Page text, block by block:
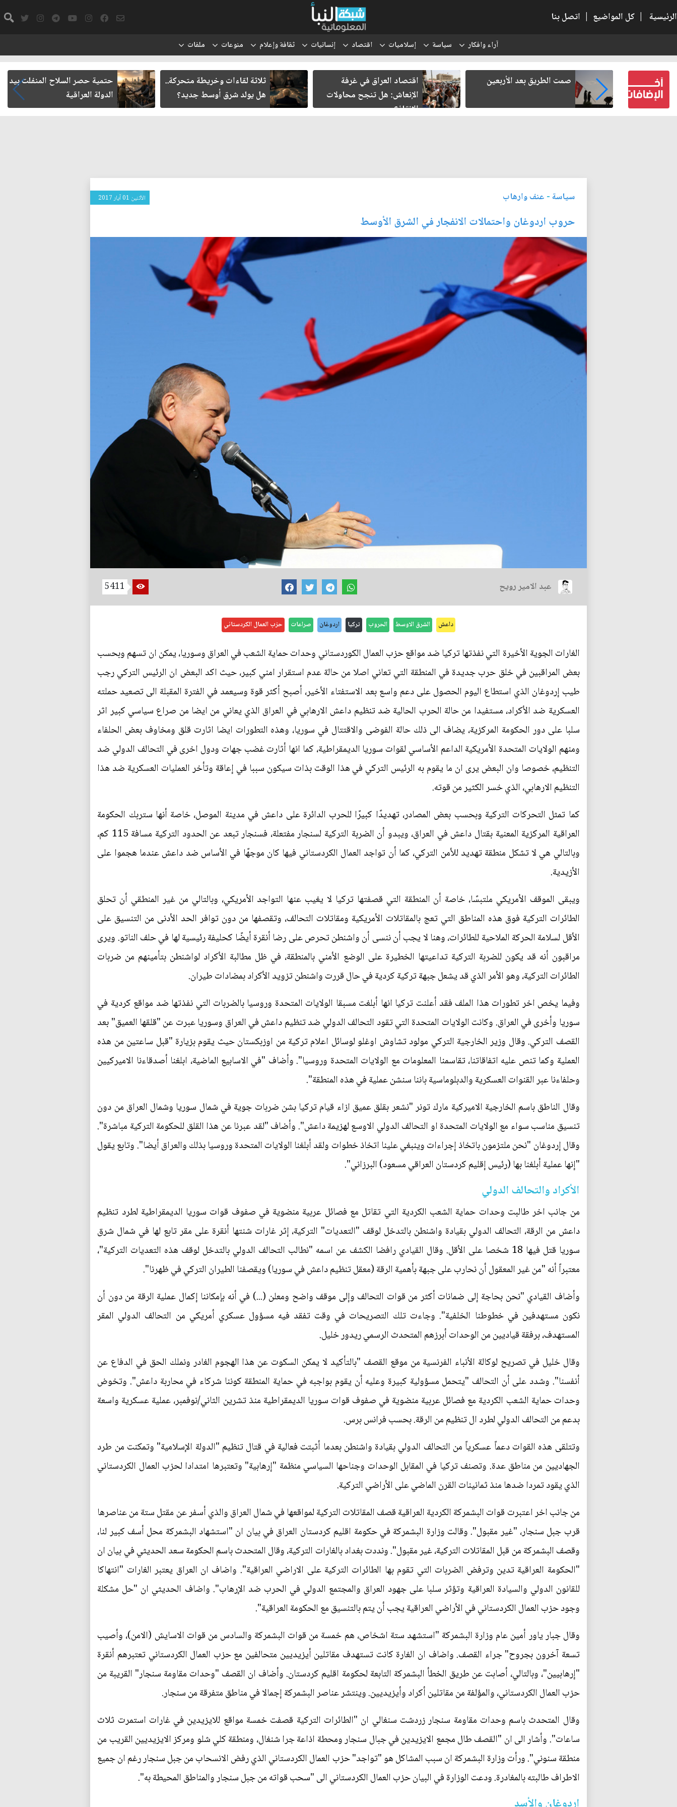
الرئيسية | كل المواضيع | اتصل بنا
آراء وافكار سياسة إسلاميات اقتصاد إنسانيات ثقافة وإعلام منوعات ملفات
كيف
وتتراجع
صمت الطريق بعد الأربعين
اقتصاد العراق في غرفة
الإنعاش: هل تنجح محاولات
الإنقاذ؟
ثلاثة لقاءات وخريطة متحركة..
هل يولد شرق أوسط جديد؟
حتمية حصر السلاح المنفلت بيد
الدولة العراقية
سياسة- عنف وارهاب الأثنين 01 آيار 2017
حروب اردوغان واحتمالات الانفجار في الشرق الأوسط
عبد الامير رويح 5411
داعش الشرق الاوسط الحروب تركيا اردوغان صراعات حزب العمال الكردستاني
الغارات الجوية الأخيرة التي نفذتها تركيا ضد مواقع حزب العمال الكوردستاني وحدات حماية الشعب في اﻟﻌﺮاق وﺳﻮرﻳﺎ، يمكن ان تسهم وبحسب
بعض المراقبين في خلق حرب جديدة في المنطقة التي تعاني اصلا من حالة عدم استقرار امني كبير، حيث اكد البعض ان الرئيس التركي رجب
طيب إردوغان الذي استطاع اليوم الحصول على دعم واسع بعد الاستفتاء الأخير، أصبح أكثر قوة وسيعمد في الفترة المقبلة الى تصعيد حملته
العسكرية ضد الأكراد، مستفيدا من حالة الحرب الحالية ضد تنظيم داعش الارهابي في العراق الذي يعاني من ايضا من صراع سياسي كبير اثر
سلبا على دور الحكومة المركزية، يضاف الى ذلك حالة الفوضى والاقتتال في سوريا، وهذه التطورات ايضا اثارت قلق ومخاوف بعض الحلفاء
ومنهم الولايات المتحدة الأمريكية الداعم الأساسي لقوات سوريا الديمقراطية، كما انها أثارت غضب جهات ودول اخرى في التحالف الدولي ضد
التنظيم، خصوصا وان البعض يرى ان ما يقوم به الرئيس التركي في هذا الوقت بذات سيكون سببا في إعاقة وتأخر العمليات العسكرية ضد هذا
التنظيم الارهابي، الذي خسر الكثير من قوته.
كما تمثل التحركات التركية وبحسب بعض المصادر، تهديدًا كبيرًا للحرب الدائرة على داعش في مدينة الموصل، خاصة أنها ستربك الحكومة
العراقية المركزية المعنية بقتال داعش في العراق، ويبدو أن الضربة التركية لسنجار مفتعلة، فسنجار تبعد عن الحدود التركية مسافة 115 كم،
وبالتالي هي لا تشكل منطقة تهديد للأمن التركي، كما أن تواجد العمال الكردستاني فيها كان موجهًا في الأساس ضد داعش عندما هجموا على
الأزيدية.
ويبقى الموقف الأمريكي ملتبسًا، خاصة أن المنطقة التي قصفتها تركيا لا يغيب عنها التواجد الأمريكي، وبالتالي من غير المنطقي أن تحلق
الطائرات التركية فوق هذه المناطق التي تعج بالمقاتلات الأمريكية ومقاتلات التحالف، وتقصفها من دون توافر الحد الأدنى من التنسيق على
الأقل لسلامة الحركة الملاحية للطائرات، وهنا لا يجب أن ننسى أن واشنطن تحرص على رضا أنقرة أيضًا كحليفة رئيسية لها في حلف الناتو. ويرى
مراقبون أنه قد يكون للضربة التركية تداعيتها الخطيرة على الوضع الأمني بالمنطقة، في ظل مطالبة الأكراد لواشنطن بتأمينهم من ضربات
الطائرات التركية، وهو الأمر الذي قد يشعل جبهة تركية كردية في حال قررت واشنطن تزويد الأكراد بمضادات طيران.
وفيما يخص اخر تطورات هذا الملف فقد أعلنت تركيا انها أبلغت مسبقا الولايات المتحدة وروسيا بالضربات التي نفذتها ضد مواقع كردية في
سوريا وأخرى في العراق. وكانت الولايات المتحدة التي تقود التحالف الدولي ضد تنظيم داعش في العراق وسوريا عبرت عن "قلقها العميق" بعد
القصف التركي. وقال وزير الخارجية التركي مولود تشاوش اوغلو لوسائل اعلام تركية من اوزبكستان حيث يقوم بزيارة "قبل ساعتين من هذه
العملية وكما تنص عليه اتفاقاتنا، تقاسمنا المعلومات مع الولايات المتحدة وروسيا". وأضاف "في الاسابيع الماضية، ابلغنا أصدقاءنا الاميركيين
وحلفاءنا عبر القنوات العسكرية والدبلوماسية باننا سنشن عملية في هذه المنطقة".
وقال الناطق باسم الخارجية الاميركية مارك تونر "نشعر بقلق عميق ازاء قيام تركيا بشن ضربات جوية في شمال سوريا وشمال العراق من دون
تنسيق مناسب سواء مع الولايات المتحدة او التحالف الدولي الاوسع لهزيمة داعش". وأضاف "لقد عبرنا عن هذا القلق للحكومة التركية مباشرة".
وقال إردوغان "نحن ملتزمون باتخاذ إجراءات وينبغي علينا اتخاذ خطوات ولقد أبلغنا الولايات المتحدة وروسيا بذلك والعراق أيضا". وتابع يقول
"إنها عملية أبلغنا بها (رئيس إقليم كردستان العراقي مسعود) البرزاني".
الأكراد والتحالف الدولي
من جانب اخر طالبت وحدات حماية الشعب الكردية التي تقاتل مع فصائل عربية منضوية في صفوف قوات سوريا الديمقراطية لطرد تنظيم
داعش من الرقة، التحالف الدولي بقيادة واشنطن بالتدخل لوقف "التعديات" التركية، إثر غارات شنتها أنقرة على مقر تابع لها في شمال شرق
سوريا قتل فيها 18 شخصا على الأقل. وقال القيادي رافضا الكشف عن اسمه "نطالب التحالف الدولي بالتدخل لوقف هذه التعديات التركية"،
معتبراً أنه "من غير المعقول أن نحارب على جبهة بأهمية الرقة (معقل تنظيم داعش في سوريا) ويقصفنا الطيران التركي في ظهرنا".
وأضاف القيادي "نحن بحاجة إلى ضمانات أكثر من قوات التحالف وإلى موقف واضح ومعلن (...) في أنه بإمكاننا إكمال عملية الرقة من دون أن
نكون مستهدفين في خطوطنا الخلفية". وجاءت تلك التصريحات في وقت تفقد فيه مسؤول عسكري أمريكي من التحالف الدولي المقر
المستهدف، برفقة قياديين من الوحدات أبرزهم المتحدث الرسمي ريدور خليل.
وقال خليل في تصريح لوكالة الأنباء الفرنسية من موقع القصف "بالتأكيد لا يمكن السكوت عن هذا الهجوم الغادر ونملك الحق في الدفاع عن
أنفسنا". وشدد على أن التحالف "يتحمل مسؤولية كبيرة وعليه أن يقوم بواجبه في حماية المنطقة كوننا شركاء في محاربة داعش". وتخوض
وحدات حماية الشعب الكردية مع فصائل عربية منضوية في صفوف قوات سوريا الديمقراطية منذ تشرين الثاني/نوفمبر، عملية عسكرية واسعة
بدعم من التحالف الدولي لطرد ال تنظيم من الرقة. بحسب فرانس برس.
وتتلقى هذه القوات دعماً عسكرياً من التحالف الدولي بقيادة واشنطن بعدما أثبتت فعالية في قتال تنظيم "الدولة الإسلامية" وتمكنت من طرد
الجهاديين من مناطق عدة. وتصنف تركيا في المقابل الوحدات وجناحها السياسي منظمة "إرهابية" وتعتبرها امتدادا لحزب العمال الكردستاني
الذي يقود تمردا ضدها منذ ثمانينات القرن الماضي على الأراضي التركية.
من جانب اخر اعتبرت قوات البشمركة الكردية العراقية قصف المقاتلات التركية لمواقعها في شمال العراق والذي أسفر عن مقتل ستة من عناصرها
قرب جبل سنجار، "غير مقبول". وقالت وزارة البشمركة في حكومة اقليم كردستان العراق في بيان ان "استشهاد البشمركة محل أسف كبير لنا،
وقصف البشمركة من قبل المقاتلات التركية، غير مقبول". ونددت بغداد بالغارات التركية، وقال المتحدث باسم الحكومة سعد الحديثي في بيان ان
"الحكومة العراقية تدين وترفض الضربات التي تقوم بها الطائرات التركية على الاراضي العراقية". واضاف ان العراق يعتبر الغارات "انتهاكا
للقانون الدولي والسيادة العراقية وتؤثر سلبا على جهود العراق والمجتمع الدولي في الحرب ضد الإرهاب". واضاف الحديثي ان "حل مشكلة
وجود حزب العمال الكردستاني في الأراضي العراقية يجب أن يتم بالتنسيق مع الحكومة العراقية".
وقال جبار ياور أمين عام وزارة البشمركة "استشهد ستة اشخاص، هم خمسة من قوات البشمركة والسادس من قوات الاسايش (الامن)، وأصيب
تسعة آخرون بجروح" جراء القصف. واضاف ان الغارة كانت تستهدف مقاتلين أيزيديين متحالفين مع حزب العمال الكردستاني تعتبرهم أنقرة
"إرهابيين"، وبالتالي، أصابت عن طريق الخطأ البشمركة التابعة لحكومة اقليم كردستان. وأضاف ان القصف "وحدات مقاومة سنجار" القريبة من
حزب العمال الكردستاني، والمؤلفة من مقاتلين أكراد وأيزيديين. وينتشر عناصر البشمركة إجمالا في مناطق متفرقة من سنجار.
وقال المتحدث باسم وحدات مقاومة سنجار زردشت سنغالي ان "الطائرات التركية قصفت خمسة مواقع للايزيدين في غارات استمرت ثلاث
ساعات". وأشار الى ان "القصف طال مجمع الايزيدين في جبال سنجار ومحطة اذاعة جرا شنغال، ومنطقة كلي شلو ومركز الايزيديين القريب من
منطقة سنوني". ورأت وزارة البشمركة ان سبب المشاكل هو "تواجد" حزب العمال الكردستاني الذي رفض الانسحاب من جبل سنجار رغم ان جميع
الاطراف طالبته بالمغادرة. ودعت الوزارة في البيان حزب العمال الكردستاني الى "سحب قواته من جبل سنجار والمناطق المحيطة به".